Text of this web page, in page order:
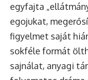
egyfajta
egojukat,
figyelmet saját
sokféle formát
sajnálat, anyagi